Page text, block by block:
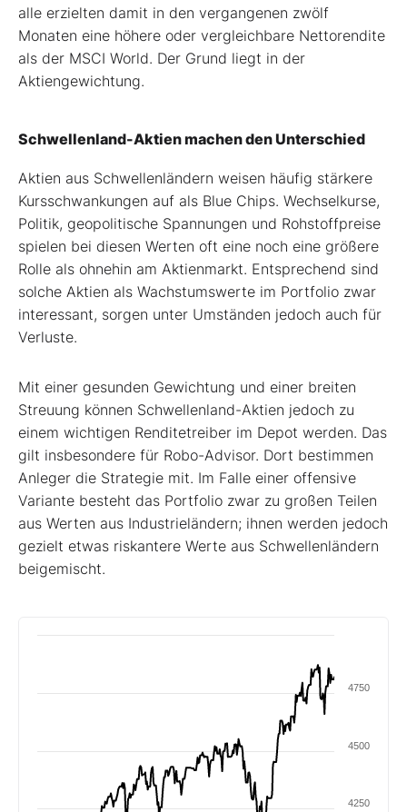
alle erzielten damit in den vergangenen zwölf
Monaten eine höhere oder vergleichbare Nettorendite
als der MSCI World. Der Grund liegt in der
Aktiengewichtung.
Schwellenland-Aktien machen den Unterschied
Aktien aus Schwellenländern weisen häufig stärkere
Kursschwankungen auf als Blue Chips. Wechselkurse,
Politik, geopolitische Spannungen und Rohstoffpreise
spielen bei diesen Werten oft eine noch eine größere
Rolle als ohnehin am Aktienmarkt. Entsprechend sind
solche Aktien als Wachstumswerte im Portfolio zwar
interessant, sorgen unter Umständen jedoch auch für
Verluste.
Mit einer gesunden Gewichtung und einer breiten
Streuung können Schwellenland-Aktien jedoch zu
einem wichtigen Renditetreiber im Depot werden. Das
gilt insbesondere für Robo-Advisor. Dort bestimmen
Anleger die Strategie mit. Im Falle einer offensive
Variante besteht das Portfolio zwar zu großen Teilen
aus Werten aus Industrieländern; ihnen werden jedoch
gezielt etwas riskantere Werte aus Schwellenländern
beigemischt.
4250
4500
4750